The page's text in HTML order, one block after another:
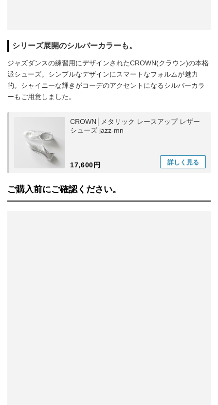
シリーズ展開のシルバーカラーも。
ジャズダンスの練習用にデザインされたCROWN(クラウン)の本格
派シューズ。シンプルなデザインにスマートなフォルムが魅力
的。シャイニーな輝きがコーデのアクセントになるシルバーカラ
ーもご用意しました。
CROWN│メタリック レースアップ レザー
シューズ jazz-mn
17,600円 詳しく 見る
ご購入前にご確認ください。